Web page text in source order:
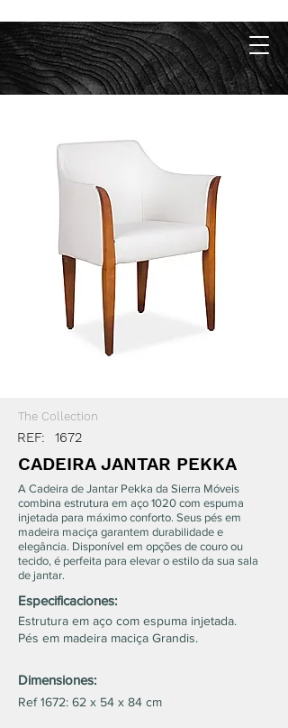
REF: 1672
The Collection
CADEIRA JANTAR PEKKA
A Cadeira de Jantar Pekka da Sierra Móveis
combina estrutura em aço 1020 com espuma
injetada para máximo conforto. Seus pés em
madeira maciça garantem durabilidade e
elegância. Disponível em opções de couro ou
tecido, é perfeita para elevar o estilo da sua sala
de jantar.
Especificaciones:
Estrutura em aço com espuma injetada.
Pés em madeira maciça Grandis.
Dimensiones:
Ref 1672: 62 x 54 x 84 cm